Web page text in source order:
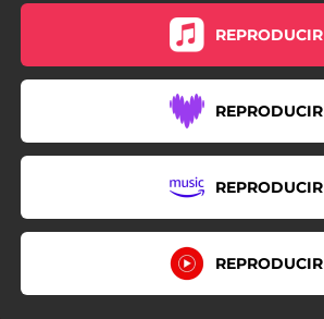
REPRODUCIR
REPRODUCIR
REPRODUCIR
REPRODUCIR